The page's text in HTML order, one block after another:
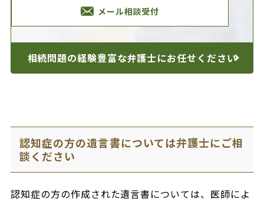
メール相談受付
相続問題の経験豊富な弁護士にお任せください
認知症の方の遺言書については弁護士にご相
談ください
認知症の方の作成された遺言書については、医師によ